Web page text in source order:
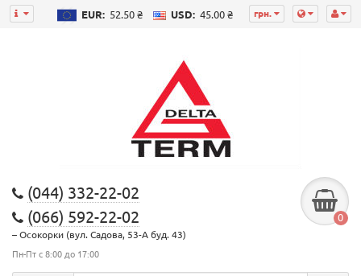
грн.
EUR: 52.50 ₴ USD: 45.00 ₴
(044) 332-22-02
(066) 592-22-02
– Осокорки (вул. Садова, 53-А буд. 43)
Пн-Пт с 8:00 до 17:00
0